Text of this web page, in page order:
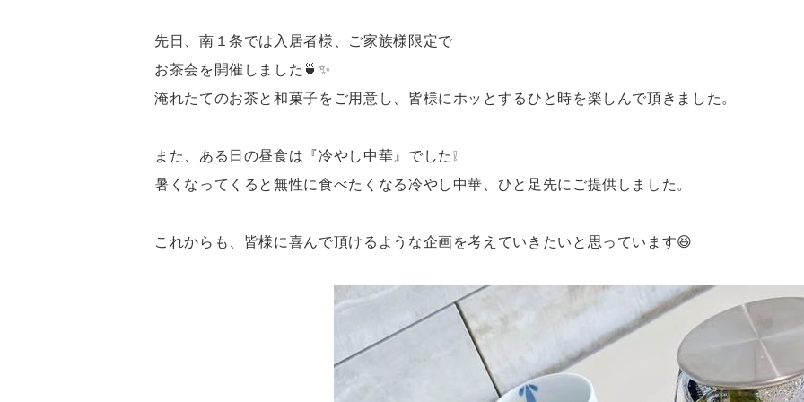
先日、南１条では入居者様、ご家族様限定で
お茶会を開催しました🍵✨
淹れたてのお茶と和菓子をご用意し、皆様にホッとするひと時を楽しんで頂きました。
また、ある日の昼食は『冷やし中華』でした❕
暑くなってくると無性に食べたくなる冷やし中華、ひと足先にご提供しました。
これからも、皆様に喜んで頂けるような企画を考えていきたいと思っています😆